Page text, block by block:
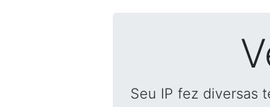
Seu IP fez diversas